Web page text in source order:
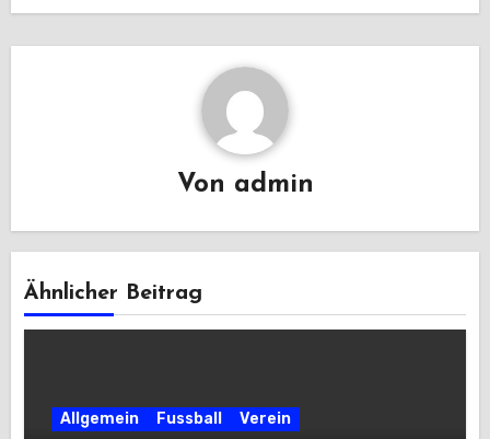
Von admin
Ähnlicher Beitrag
Allgemein Fussball Verein